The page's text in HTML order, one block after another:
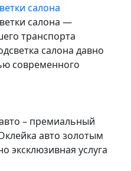
салона
салона —
транспорта
салона давно
современного
– премиальный
авто золотым
эксклюзивная услуга